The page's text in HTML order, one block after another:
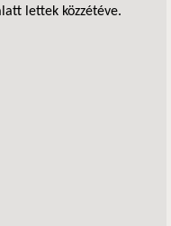
hivatkozás)
lettek közzétéve.